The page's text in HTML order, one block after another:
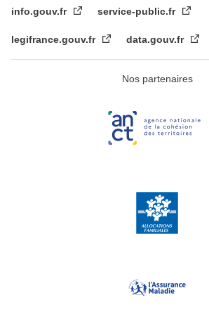
info.gouv.fr service-public.fr
legifrance.gouv.fr data.gouv.fr
Nos partenaires